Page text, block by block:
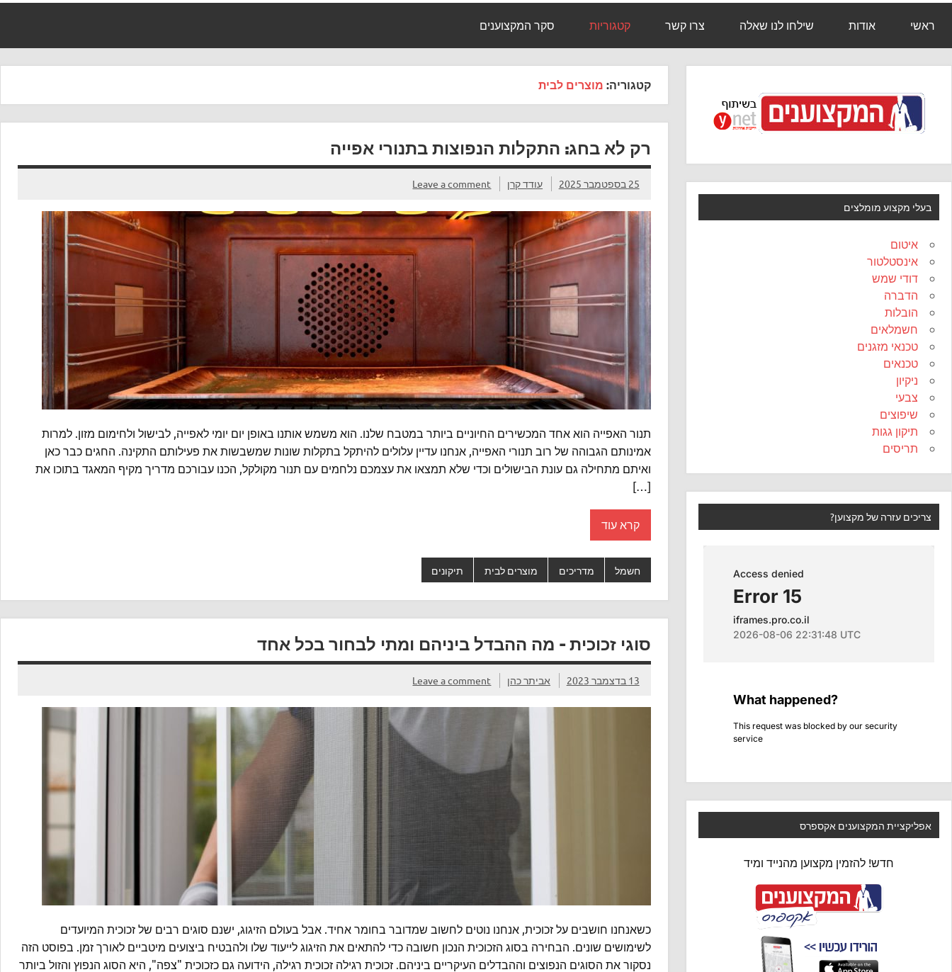
ראשי אודות שילחו לנו שאלה צרו קשר קטגוריות סקר המקצוענים
קטגוריה: מוצרים לבית
רק לא בחג: התקלות הנפוצות בתנורי אפייה
25 בספטמבר 2025 עודד קרן Leave a comment
תנור האפייה הוא אחד המכשירים החיוניים ביותר במטבח שלנו. הוא משמש אותנו באופן יום יומי לאפייה, לבישול ולחימום מזון. למרות
אמינותם הגבוהה של רוב תנורי האפייה, אנחנו עדיין עלולים להיתקל בתקלות שונות שמשבשות את פעילותם התקינה. החגים כבר כאן
ואיתם מתחילה גם עונת הבישולים וכדי שלא תמצאו את עצמכם נלחמים עם תנור מקולקל, הכנו עבורכם מדריך מקיף המאגד בתוכו את
[…]
קרא עוד
חשמל מדריכים מוצרים לבית תיקונים
סוגי זכוכית – מה ההבדל ביניהם ומתי לבחור בכל אחד
13 בדצמבר 2023 אביתר כהן Leave a comment
כשאנחנו חושבים על זכוכית, אנחנו נוטים לחשוב שמדובר בחומר אחיד. אבל בעולם הזיגוג, ישנם סוגים רבים של זכוכית המיועדים
לשימושים שונים. הבחירה בסוג הזכוכית הנכון חשובה כדי להתאים את הזיגוג לייעוד שלו ולהבטיח ביצועים מיטביים לאורך זמן. בפוסט הזה
נסקור את הסוגים הנפוצים וההבדלים העיקריים ביניהם. זכוכית רגילה זכוכית רגילה, הידועה גם כזכוכית "צפה", היא הסוג הנפוץ והזול ביותר
בעלי מקצוע מומלצים
איטום
אינסטלטור
דודי שמש
הדברה
הובלות
חשמלאים
טכנאי מזגנים
טכנאים
ניקיון
צבעי
שיפוצים
תיקון גגות
תריסים
צריכים עזרה של מקצוען?
אפליקציית המקצוענים אקספרס
חדש! להזמין מקצוען מהנייד ומיד